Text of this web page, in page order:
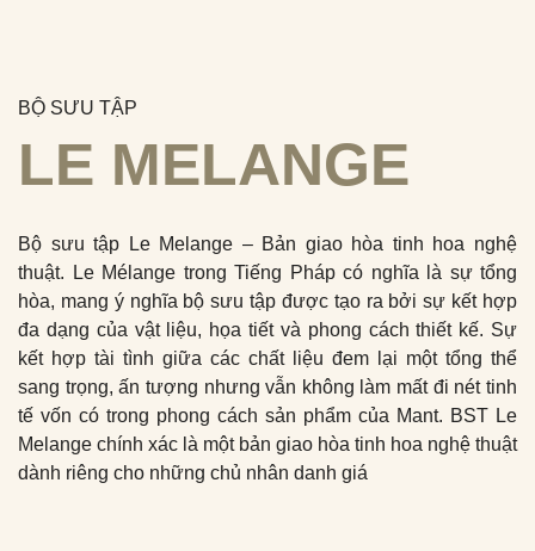
BỘ SƯU TẬP
LE MELANGE
Bộ sưu tập Le Melange – Bản giao hòa tinh hoa nghệ
thuật. Le Mélange trong Tiếng Pháp có nghĩa là sự tổng
hòa, mang ý nghĩa bộ sưu tập được tạo ra bởi sự kết hợp
đa dạng của vật liệu, họa tiết và phong cách thiết kế. Sự
kết hợp tài tình giữa các chất liệu đem lại một tổng thể
sang trọng, ấn tượng nhưng vẫn không làm mất đi nét tinh
tế vốn có trong phong cách sản phẩm của Mant. BST Le
Melange chính xác là một bản giao hòa tinh hoa nghệ thuật
dành riêng cho những chủ nhân danh giá